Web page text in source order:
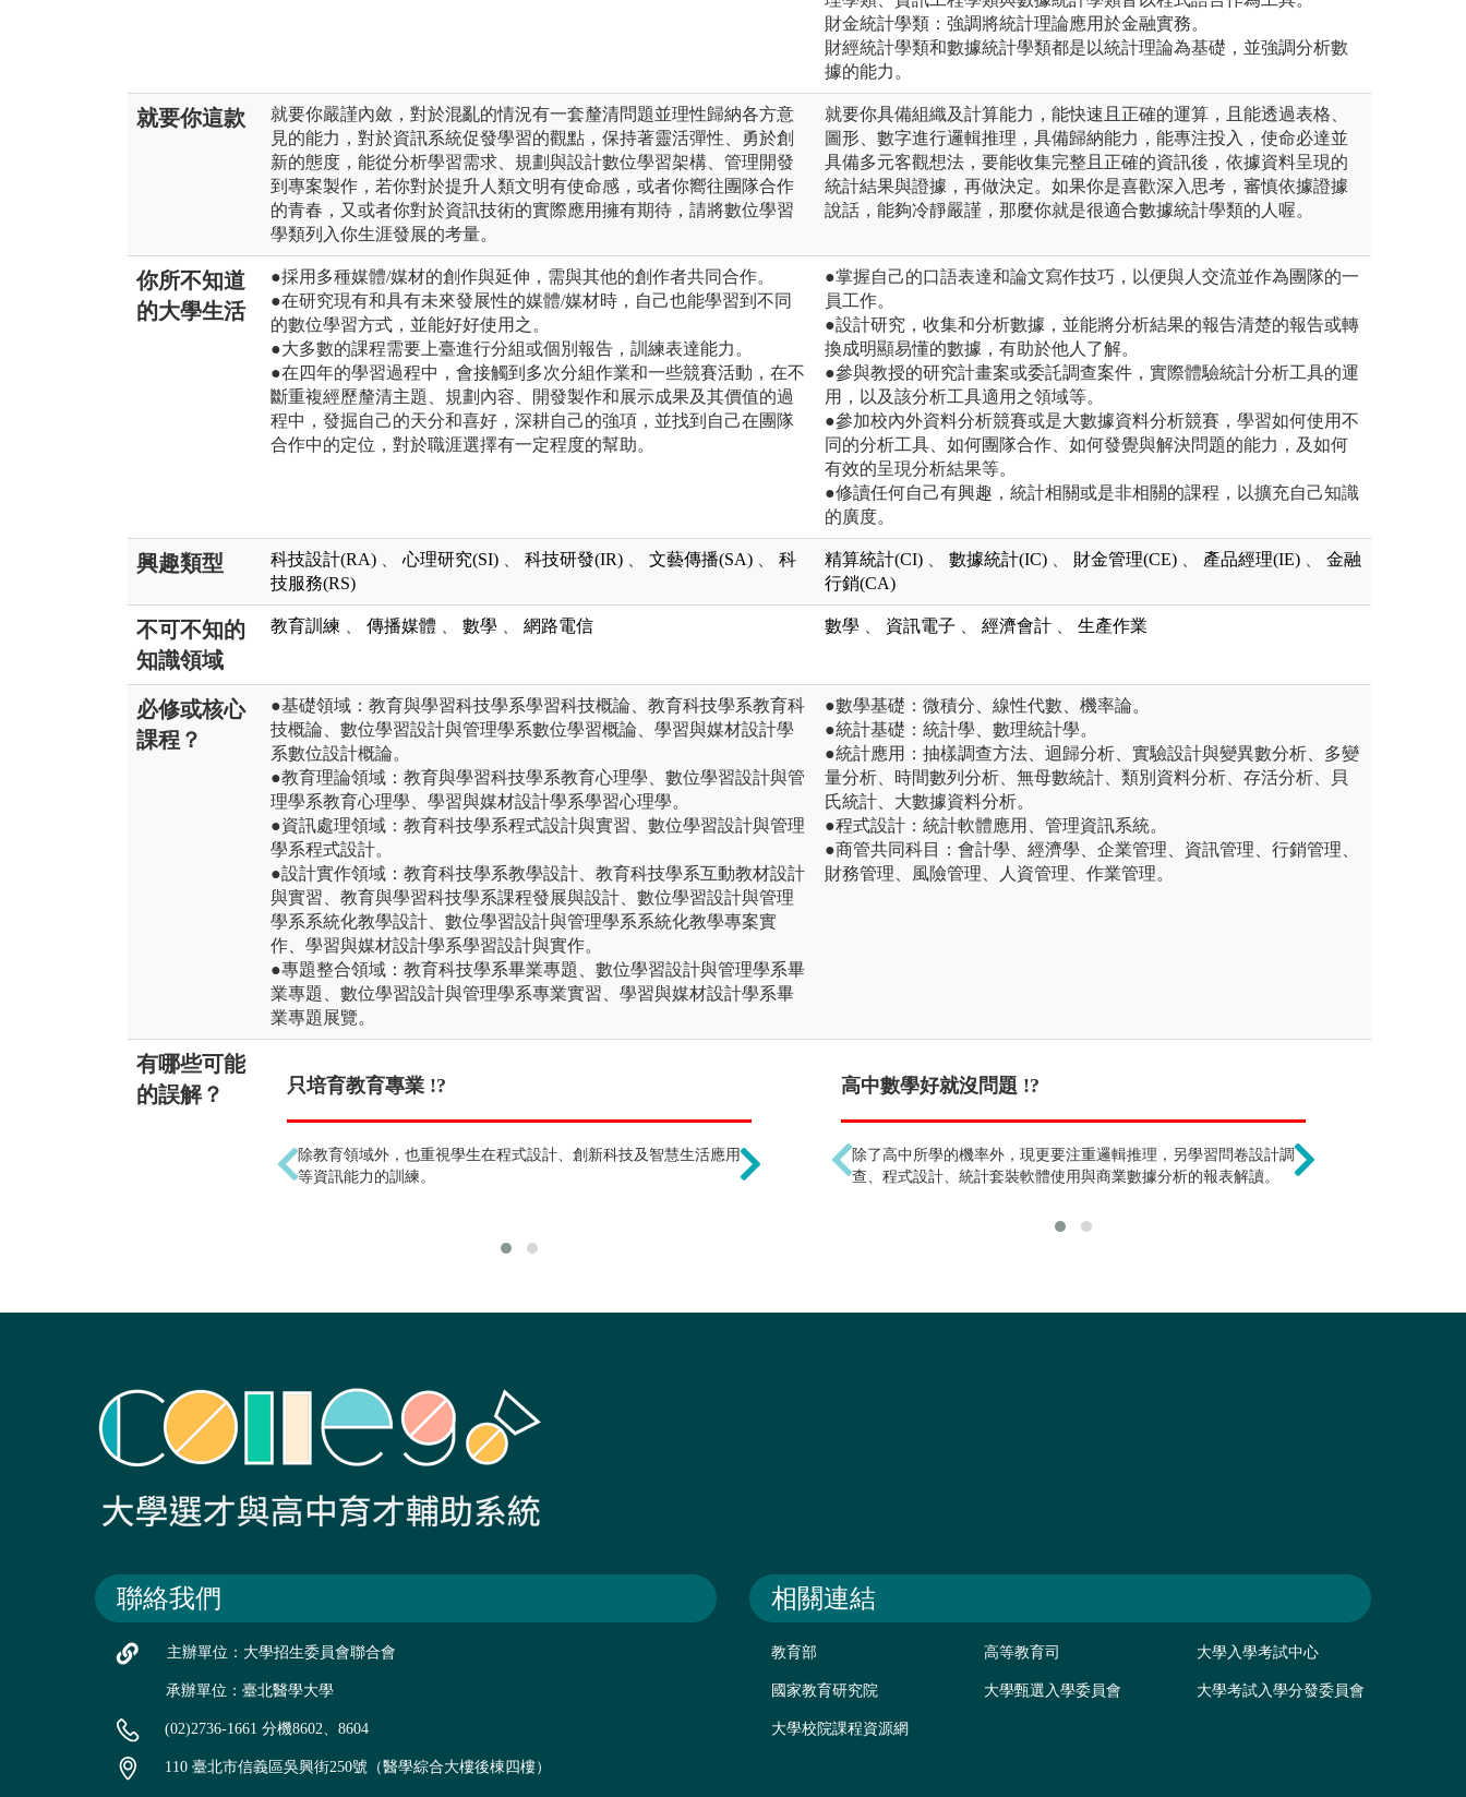
財金統計學類：強調將統計理論應用於金融實務。
財經統計學類和數據統計學類都是以統計理論為基礎，並強調分析數
據的能力。
就要你這款
就要你嚴謹內斂，對於混亂的情況有一套釐清問題並理性歸納各方意
見的能力，對於資訊系統促發學習的觀點，保持著靈活彈性、勇於創
新的態度，能從分析學習需求、規劃與設計數位學習架構、管理開發
到專案製作，若你對於提升人類文明有使命感，或者你嚮往團隊合作
的青春，又或者你對於資訊技術的實際應用擁有期待，請將數位學習
學類列入你生涯發展的考量。
就要你具備組織及計算能力，能快速且正確的運算，且能透過表格、
圖形、數字進行邏輯推理，具備歸納能力，能專注投入，使命必達並
具備多元客觀想法，要能收集完整且正確的資訊後，依據資料呈現的
統計結果與證據，再做決定。如果你是喜歡深入思考，審慎依據證據
說話，能夠冷靜嚴謹，那麼你就是很適合數據統計學類的人喔。
你所不知道
的大學生活
●採用多種媒體/媒材的創作與延伸，需與其他的創作者共同合作。
●在研究現有和具有未來發展性的媒體/媒材時，自己也能學習到不同
的數位學習方式，並能好好使用之。
●大多數的課程需要上臺進行分組或個別報告，訓練表達能力。
●在四年的學習過程中，會接觸到多次分組作業和一些競賽活動，在不
斷重複經歷釐清主題、規劃內容、開發製作和展示成果及其價值的過
程中，發掘自己的天分和喜好，深耕自己的強項，並找到自己在團隊
合作中的定位，對於職涯選擇有一定程度的幫助。
●掌握自己的口語表達和論文寫作技巧，以便與人交流並作為團隊的一
員工作。
●設計研究，收集和分析數據，並能將分析結果的報告清楚的報告或轉
換成明顯易懂的數據，有助於他人了解。
●參與教授的研究計畫案或委託調查案件，實際體驗統計分析工具的運
用，以及該分析工具適用之領域等。
●參加校內外資料分析競賽或是大數據資料分析競賽，學習如何使用不
同的分析工具、如何團隊合作、如何發覺與解決問題的能力，及如何
有效的呈現分析結果等。
●修讀任何自己有興趣，統計相關或是非相關的課程，以擴充自己知識
的廣度。
興趣類型 科技設計(RA) 心理研究(SI) 科技研發(IR) 文藝傳播(SA)
科
技服務(RS)
精算統計(CI) 數據統計(IC) 財金管理(CE) 產品經理(IE)
金融
行銷(CA)
不可不知的
知識領域
教育訓練 傳播媒體 數學 網路電信 數學 資訊電子 經濟會計 生產作業
必修或核心
課程？
●基礎領域：教育與學習科技學系學習科技概論、教育科技學系教育科
技概論、數位學習設計與管理學系數位學習概論、學習與媒材設計學
系數位設計概論。
●教育理論領域：教育與學習科技學系教育心理學、數位學習設計與管
理學系教育心理學、學習與媒材設計學系學習心理學。
●資訊處理領域：教育科技學系程式設計與實習、數位學習設計與管理
學系程式設計。
●設計實作領域：教育科技學系教學設計、教育科技學系互動教材設計
與實習、教育與學習科技學系課程發展與設計、數位學習設計與管理
學系系統化教學設計、數位學習設計與管理學系系統化教學專案實
作、學習與媒材設計學系學習設計與實作。
●專題整合領域：教育科技學系畢業專題、數位學習設計與管理學系畢
業專題、數位學習設計與管理學系專業實習、學習與媒材設計學系畢
業專題展覽。
●數學基礎：微積分、線性代數、機率論。
●統計基礎：統計學、數理統計學。
●統計應用：抽樣調查方法、迴歸分析、實驗設計與變異數分析、多變
量分析、時間數列分析、無母數統計、類別資料分析、存活分析、貝
氏統計、大數據資料分析。
●程式設計：統計軟體應用、管理資訊系統。
●商管共同科目：會計學、經濟學、企業管理、資訊管理、行銷管理、
財務管理、風險管理、人資管理、作業管理。
有哪些可能
的誤解？
只培育教育專業 !?
除教育領域外，也重視學生在程式設計、創新科技及智慧生活應用
等資訊能力的訓練。
只能當老師 !?
畢業出路及生涯發展並非只侷限於擔任教職，程式設計、教育訓
練、人力資源管理、多媒體教材開發、專案管理、評鑑各類型媒體
高中數學好就沒問題 !?
除了高中所學的機率外，現更要注重邏輯推理，另學習問卷設計調
查、程式設計、統計套裝軟體使用與商業數據分析的報表解讀。
聯絡我們
主辦單位：大學招生委員會聯合會
承辦單位：臺北醫學大學
(02)2736-1661 分機8602、8604
110 臺北市信義區吳興街250號（醫學綜合大樓後棟四樓）
相關連結
教育部 高等教育司 大學入學考試中心
國家教育研究院 大學甄選入學委員會 大學考試入學分發委員會
大學校院課程資源網